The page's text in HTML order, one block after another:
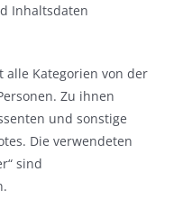
Inhaltsdaten
alle Kategorien von der
Zu ihnen
und sonstige
Die verwendeten
sind